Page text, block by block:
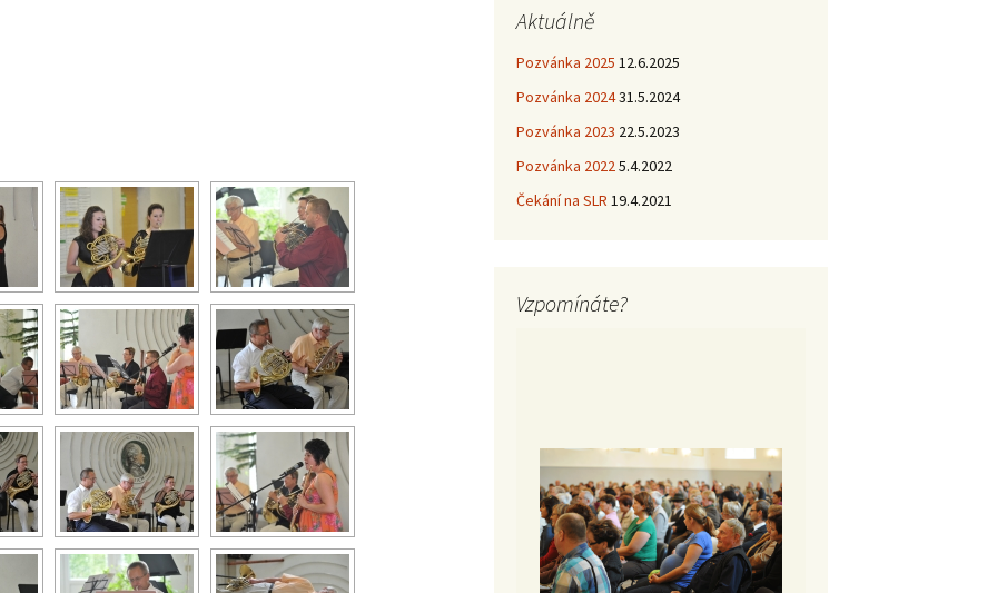
Aktuálně
Pozvánka 2025 12.6.2025
Pozvánka 202431.5.2024
Pozvánka 2023 22.5.2023
Pozvánka 20225.4.2022
Čekání na SLR 19.4.2021
Vzpomínáte?